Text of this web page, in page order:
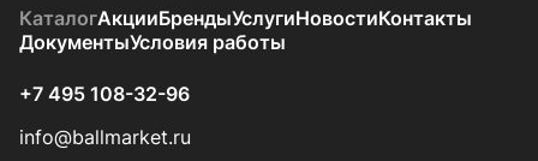
КаталогАкцииБрендыУслугиНовостиКонтакты
ДокументыУсловия работы
+7 495 108-32-96
info@ballmarket.ru